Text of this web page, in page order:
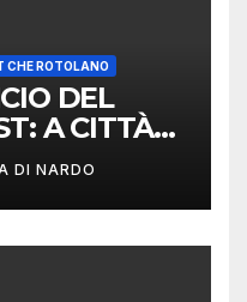
CHE ROTOLANO
DEL
A CITTÀ
UMBRI
DI NARDO